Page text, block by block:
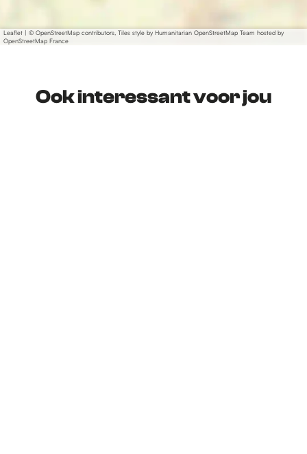
Leaflet | © OpenStreetMap contributors, Tiles style by Humanitarian OpenStreetMap Team hosted by
OpenStreetMap France
Ook interessant voor jou